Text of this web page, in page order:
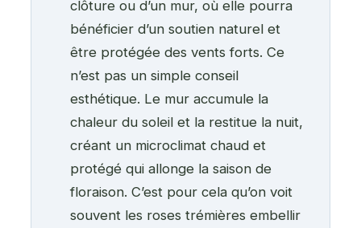
clôture ou d’un mur, où elle pourra
bénéficier d’un soutien naturel et
être protégée des vents forts. Ce
n’est pas un simple conseil
esthétique. Le mur accumule la
chaleur du soleil et la restitue la nuit,
créant un microclimat chaud et
protégé qui allonge la saison de
floraison. C’est pour cela qu’on voit
souvent les roses trémières embellir